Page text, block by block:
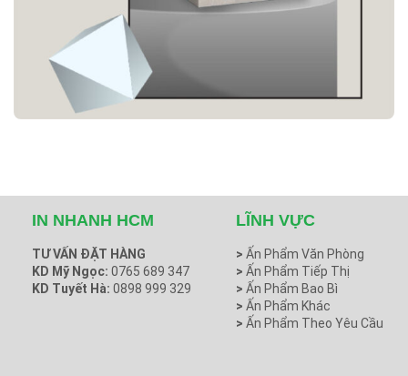
IN NHANH HCM
TƯ VẤN ĐẶT HÀNG
KD Mỹ Ngọc: 0765 689 347
KD Tuyết Hà: 0898 999 329
LĨNH VỰC
> Ấn Phẩm Văn Phòng
> Ấn Phẩm Tiếp Thị
> Ấn Phẩm Bao Bì
> Ấn Phẩm Khác
> Ấn Phẩm Theo Yêu Cầu